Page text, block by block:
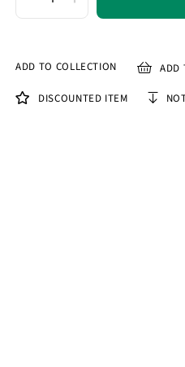
ADD TO COLLECTION ADD
DISCOUNTED ITEM